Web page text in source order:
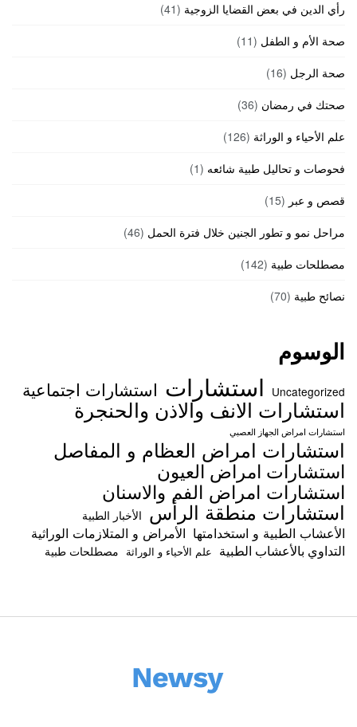
رأي الدين في بعض القضايا الزوجية (41)
صحة الأم و الطفل (11)
صحة الرجل (16)
صحتك في رمضان (36)
علم الأحياء و الوراثة (126)
فحوصات و تحاليل طبية شائعه (1)
قصص و عبر (15)
مراحل نمو و تطور الجنين خلال فترة الحمل (46)
مصطلحات طبية (142)
نصائح طبية (70)
الوسوم
Uncategorized استشارات استشارات اجتماعية
استشارات الانف والاذن والحنجرة
استشارات امراض الجهاز العصبي
استشارات امراض العظام و المفاصل
استشارات امراض العيون
استشارات امراض الفم والاسنان
استشارات منطقة الرأس الأخبار الطبية
الأعشاب الطبية و استخدامتها الأمراض و المتلازمات الوراثية
التداوي بالأعشاب الطبية علم الأحياء و الوراثة مصطلحات طبية